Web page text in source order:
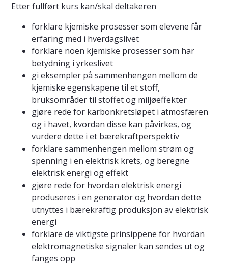
Etter fullført kurs kan/skal deltakeren
forklare kjemiske prosesser som elevene får
erfaring med i hverdagslivet
forklare noen kjemiske prosesser som har
betydning i yrkeslivet
gi eksempler på sammenhengen mellom de
kjemiske egenskapene til et stoff,
bruksområder til stoffet og miljøeffekter
gjøre rede for karbonkretsløpet i atmosfæren
og i havet, kvordan disse kan påvirkes, og
vurdere dette i et bærekraftperspektiv
forklare sammenhengen mellom strøm og
spenning i en elektrisk krets, og beregne
elektrisk energi og effekt
gjøre rede for hvordan elektrisk energi
produseres i en generator og hvordan dette
utnyttes i bærekraftig produksjon av elektrisk
energi
forklare de viktigste prinsippene for hvordan
elektromagnetiske signaler kan sendes ut og
fanges opp